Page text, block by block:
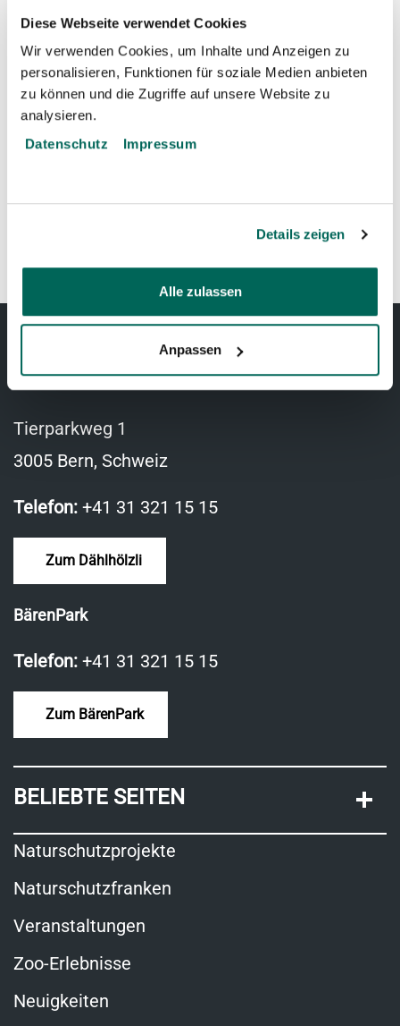
Diese Webseite verwendet Cookies
Wir verwenden Cookies, um Inhalte und Anzeigen zu
personalisieren, Funktionen für soziale Medien anbieten
zu können und die Zugriffe auf unsere Website zu
analysieren.
Datenschutz
Impressum
Details zeigen
Alle zulassen
Anpassen
←Pazifischer Segelflossen Doktorfisch
TIERPARK BERN
Tierparkweg 1
3005 Bern, Schweiz
Telefon: +41 31 321 15 15
Zum Dählhölzli
BärenPark
Telefon: +41 31 321 15 15
Zum BärenPark
BELIEBTE SEITEN
Naturschutzprojekte
Naturschutzfranken
Veranstaltungen
Zoo-Erlebnisse
Neuigkeiten